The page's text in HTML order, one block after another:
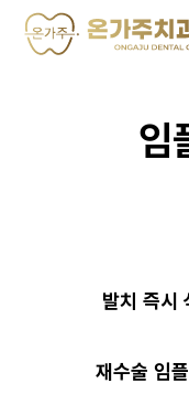
임
발치 즉시
재수술 임